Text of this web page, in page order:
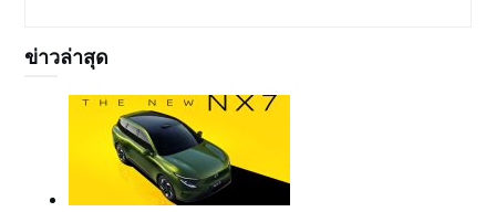
ข่าวล่าสุด